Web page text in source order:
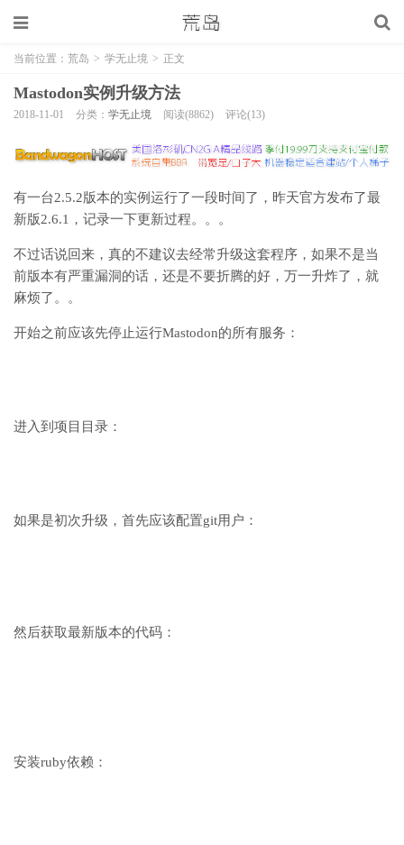
当前位置： 荒岛 > 学无止境 > 正文
Mastodon实例升级方法
2018-11-01 分类： 学无止境 阅读(8862) 评论(13)
有一台2.5.2版本的实例运行了一段时间了，昨天官方发布了最
新版2.6.1，记录一下更新过程。。。
不过话说回来，真的不建议去经常升级这套程序，如果不是当
前版本有严重漏洞的话，还是不要折腾的好，万一升炸了，就
麻烦了。。
开始之前应该先停止运行Mastodon的所有服务：
进入到项目目录：
如果是初次升级，首先应该配置git用户：
然后获取最新版本的代码：
安装ruby依赖：